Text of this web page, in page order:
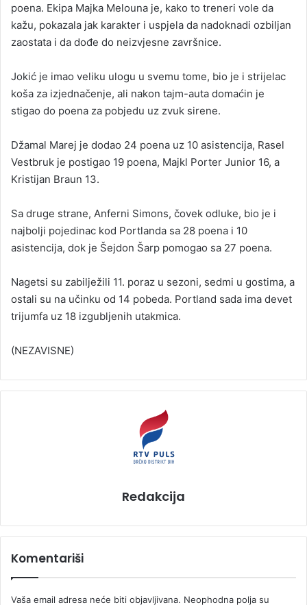
poena. Ekipa Majka Melouna je, kako to treneri vole da
kažu, pokazala jak karakter i uspjela da nadoknadi ozbiljan
zaostata i da dođe do neizvjesne završnice.
Jokić je imao veliku ulogu u svemu tome, bio je i strijelac
koša za izjednačenje, ali nakon tajm-auta domaćin je
stigao do poena za pobjedu uz zvuk sirene.
Džamal Marej je dodao 24 poena uz 10 asistencija, Rasel
Vestbruk je postigao 19 poena, Majkl Porter Junior 16, a
Kristijan Braun 13.
Sa druge strane, Anferni Simons, čovek odluke, bio je i
najbolji pojedinac kod Portlanda sa 28 poena i 10
asistencija, dok je Šejdon Šarp pomogao sa 27 poena.
Nagetsi su zabilježili 11. poraz u sezoni, sedmi u gostima, a
ostali su na učinku od 14 pobeda. Portland sada ima devet
trijumfa uz 18 izgubljenih utakmica.
(NEZAVISNE)
Redakcija
Komentariši
Vaša email adresa neće biti objavljivana. Neophodna polja su